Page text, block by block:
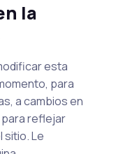
la
esta
para
a cambios en
reflejar
sitio. Le